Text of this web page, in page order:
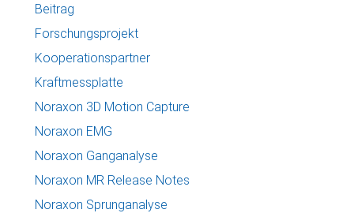
Beitrag
Forschungsprojekt
Kooperationspartner
Kraftmessplatte
Noraxon 3D Motion Capture
Noraxon EMG
Noraxon Ganganalyse
Noraxon MR Release Notes
Noraxon Sprunganalyse